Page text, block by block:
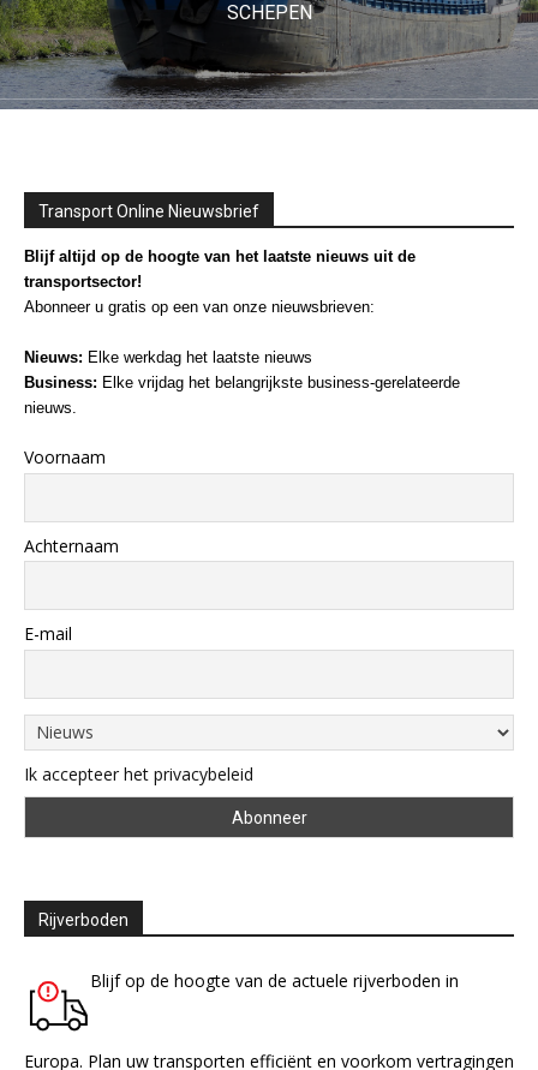
SCHEPEN
Transport Online Nieuwsbrief
Blijf altijd op de hoogte van het laatste nieuws uit de
transportsector!
Abonneer u gratis op een van onze nieuwsbrieven:
Nieuws: Elke werkdag het laatste nieuws
Business: Elke vrijdag het belangrijkste business-gerelateerde
nieuws.
Voornaam
Achternaam
E-mail
Ik accepteer het privacybeleid
Rijverboden
Blijf op de hoogte van de actuele rijverboden in
Europa. Plan uw transporten efficiënt en voorkom vertragingen